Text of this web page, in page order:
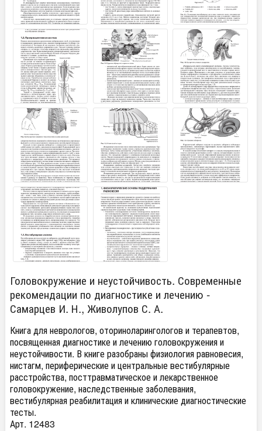
Головокружение и неустойчивость. Современные
рекомендации по диагностике и лечению -
Самарцев И. Н., Живолупов С. А.
Книга для неврологов, оториноларингологов и терапевтов,
посвященная диагностике и лечению головокружения и
неустойчивости. В книге разобраны физиология равновесия,
нистагм, периферические и центральные вестибулярные
расстройства, посттравматическое и лекарственное
головокружение, наследственные заболевания,
вестибулярная реабилитация и клинические диагностические
тесты.
Арт. 12483